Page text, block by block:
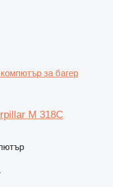
за багер
M 318C